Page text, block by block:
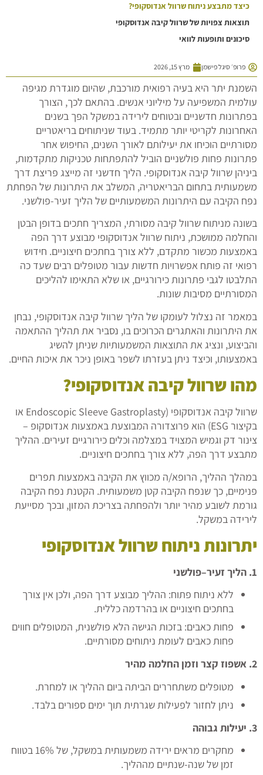
כיצד מתבצע ניתוח שרוול אנדוסקופי?
תוצאות צפויות של שרוול קיבה אנדוסקופי
סיכונים ותופעות לוואי
פרופ׳ סיגל פישמן מרץ 15, 2026
השמנת יתר היא בעיה רפואית מורכבת, שהיום מוגדרת מגיפה
עולמית המשפיעה על מיליוני אנשים. בהתאם לכך, הצורך
בפתרונות חדשניים ובטוחים לירידה במשקל הפך בשנים
האחרונות לקריטי יותר מתמיד. בעוד שניתוחים בריאטריים
מסורתיים הוכיחו את יעילותם לאורך השנים, החיפוש אחר
פתרונות פחות פולשניים הוביל להתפתחות טכניקות מתקדמות,
ביניהן שרוול קיבה אנדוסקופי. הליך חדשני זה מייצג פריצת דרך
משמעותית בתחום הבריאטריה, המשלב את היתרונות של הפחתת
נפח הקיבה עם היתרונות המשמעותיים של הליך זעיר-פולשני.
בשונה מניתוח שרוול קיבה מסורתי, המצריך חתכים בדופן הבטן
והחלמה ממושכת, ניתוח שרוול אנדוסקופי מבוצע דרך הפה
באמצעות מכשור מתקדם, ללא צורך בחתכים חיצוניים. חידוש
רפואי זה פותח אפשרויות חדשות עבור מטופלים רבים שעד כה
התלבטו לגבי פתרונות כירורגיים, או שלא התאימו להליכים
המסורתיים מסיבות שונות.
במאמר זה נצלול לעומקו של הליך שרוול קיבה אנדוסקופי, נבחן
את היתרונות והאתגרים הכרוכים בו, נסביר את תהליך ההתאמה
והביצוע, ונציג את התוצאות המשמעותיות שניתן להשיג
באמצעותו, וכיצד ניתן בעזרתו לשפר באופן ניכר את איכות החיים.
מהו שרוול קיבה אנדוסקופי?
שרוול קיבה אנדוסקופי (Endoscopic Sleeve Gastroplasty או
בקיצור ESG) הוא פרוצדורה המבוצעת באמצעות אנדוסקופ –
צינור דק וגמיש המצויד במצלמה וכלים כירורגיים זעירים. ההליך
מתבצע דרך הפה, ללא צורך בחתכים חיצוניים.
במהלך ההליך, הרופא/ה מכווץ את הקיבה באמצעות תפרים
פנימיים, כך שנפח הקיבה קטן משמעותית. הקטנת נפח הקיבה
גורמת לשובע מהיר יותר ולהפחתה בצריכת המזון, ובכך מסייעת
לירידה במשקל.
יתרונות ניתוח שרוול אנדוסקופי
1. הליך זעיר–פולשני
ללא ניתוח פתוח: ההליך מבוצע דרך הפה, ולכן אין צורך
בחתכים חיצוניים או בהרדמה כללית.
פחות כאבים: בזכות הגישה הלא פולשנית, המטופלים חווים
פחות כאבים לעומת ניתוחים מסורתיים.
2. אשפוז קצר וזמן החלמה מהיר
מטופלים משתחררים הביתה ביום ההליך או למחרת.
ניתן לחזור לפעילות שגרתית תוך ימים ספורים בלבד.
3. יעילות גבוהה
מחקרים מראים ירידה משמעותית במשקל, של 16% בטווח
זמן של שנה-שנתיים מההליך.